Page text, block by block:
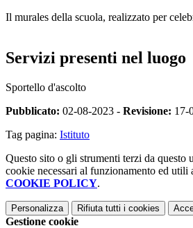
Il murales della scuola, realizzato per
Servizi presenti nel luogo
Sportello d'ascolto
Pubblicato: 02-08-2023 - Revisione: 17-
Tag pagina: Istituto
Questo sito o gli strumenti terzi da questo
cookie necessari al funzionamento ed
COOKIE POLICY.
Personalizza Rifiuta tutti i cookies
Gestione cookie